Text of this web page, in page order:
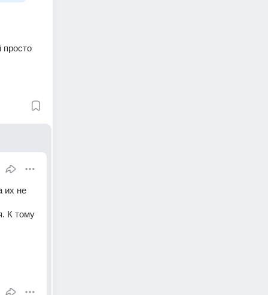
просто
их не
К тому